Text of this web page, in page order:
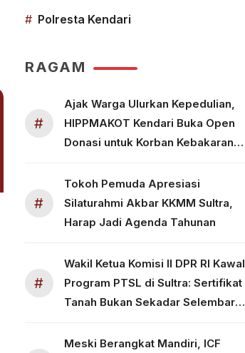
# Polresta Kendari
RAGAM
#
Ajak Warga Ulurkan Kepedulian,
HIPPMAKOT Kendari Buka Open
Donasi untuk Korban Kebakaran
#
Tokoh Pemuda Apresiasi
Silaturahmi Akbar KKMM Sultra,
Harap Jadi Agenda Tahunan
#
Wakil Ketua Komisi II DPR RI Kawal
Program PTSL di Sultra: Sertifikat
Tanah Bukan Sekadar Selembar
Meski Berangkat Mandiri, ICF